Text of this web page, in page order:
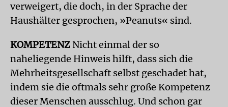
verweigert, die doch, in der Sprache der
Haushälter gesprochen, »Peanuts« sind.
KOMPETENZ Nicht einmal der so
naheliegende Hinweis hilft, dass sich die
Mehrheitsgesellschaft selbst geschadet hat,
indem sie die oftmals sehr große Kompetenz
dieser Menschen ausschlug. Und schon gar